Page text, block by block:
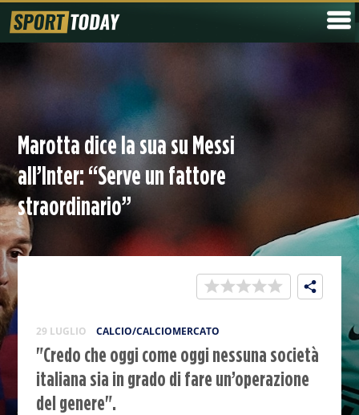
Marotta dice la sua su Messi
all’Inter: “Serve un fattore
straordinario”
29 LUGLIO CALCIO/CALCIOMERCATO
"Credo che oggi come oggi nessuna società
italiana sia in grado di fare un’operazione
del genere".